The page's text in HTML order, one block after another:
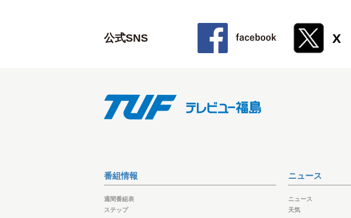
公式SNS
番組情報
週間番組表
ステップ
ニュース
ニュース
天気